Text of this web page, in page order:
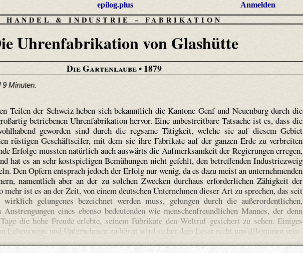
epilog.plus Anmelden
HANDEL & INDUSTRIE–FABRIKATION
Uhrenfabrikation von Glashütte
Die Gartenlaube• 1879
9 Minuten.
Teilen der Schweiz heben sich bekanntlich die Kantone Genf und Neuenburg durch die
betriebenen Uhren­fabri­kation hervor. Eine unbestreitbare Tatsache ist es, dass die
geworden sind durch die regsame Tätigkeit, welche sie auf diesem Gebiet
rüstigen Geschäftseifer, mit dem sie ihre Fabrikate auf der ganzen Erde zu verbreiten
Erfolge mussten natürlich auch auswärts die Aufmerksamkeit der Regierungen erregen,
hat es an sehr kostspieligen Bemühungen nicht gefehlt, den betreffenden Industriezweig
Den Opfern entsprach jedoch der Erfolg nur wenig, da es dazu meist an unternehmenden
namentlich aber an der zu solchen Zwecken durchaus erforderlichen Zähigkeit der
mehr ist es an der Zeit, von einem deutschen Unternehmen dieser Art zu sprechen, das seit
gelungenes bezeichnet werden muss, gelungen durch die außerordentlichen,
eines ebenso bedeutenden wie menschenfreundlichen Mannes, der denn
die hohe Freude erlebte, seinem Fabrikate den Weltruf gesichert zu sehen. Einiges
Lebenswege und Unternehmen zu hören wird sicher dem Leser nicht unwillkommen sein.